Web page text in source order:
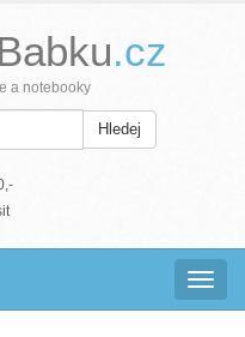
.cz
a notebooky
Hledej